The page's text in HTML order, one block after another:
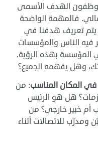
الهدف الأسمى
فالمهمة الواضحة
يتم تعريف هدفنا في
فيه الناس والمؤسسات
المؤسسة بهذه الرؤية.
وهل يفهمه الجميع؟
المكان المناسب: من
هل هو الرئيس
أم خبير خارجي؟ من
للاتصالات أثناء